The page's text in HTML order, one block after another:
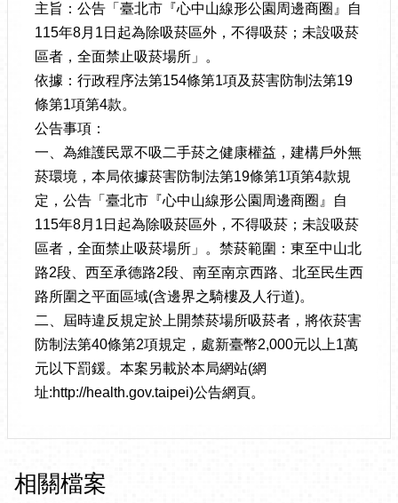
主旨：公告「臺北市『心中山線形公園周邊商圈』自
115年8月1日起為除吸菸區外，不得吸菸；未設吸菸
區者，全面禁止吸菸場所」。
依據：行政程序法第154條第1項及菸害防制法第19
條第1項第4款。
公告事項：
一、為維護民眾不吸二手菸之健康權益，建構戶外無
菸環境，本局依據菸害防制法第19條第1項第4款規
定，公告「臺北市『心中山線形公園周邊商圈』自
115年8月1日起為除吸菸區外，不得吸菸；未設吸菸
區者，全面禁止吸菸場所」。禁菸範圍：東至中山北
路2段、西至承德路2段、南至南京西路、北至民生西
路所圍之平面區域(含邊界之騎樓及人行道)。
二、屆時違反規定於上開禁菸場所吸菸者，將依菸害
防制法第40條第2項規定，處新臺幣2,000元以上1萬
元以下罰鍰。本案另載於本局網站(網
址:http://health.gov.taipei)公告網頁。
相關檔案